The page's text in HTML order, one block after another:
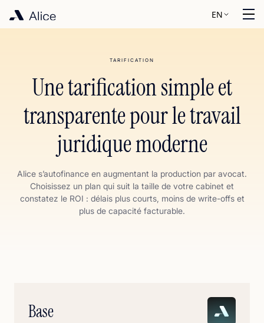
EN
TARIFICATION
Une tarification simple et
transparente pour le travail
juridique moderne
Alice s’autofinance en augmentant la production par avocat.
Choisissez un plan qui suit la taille de votre cabinet et
constatez le ROI : délais plus courts, moins de write-offs et
plus de capacité facturable.
Base